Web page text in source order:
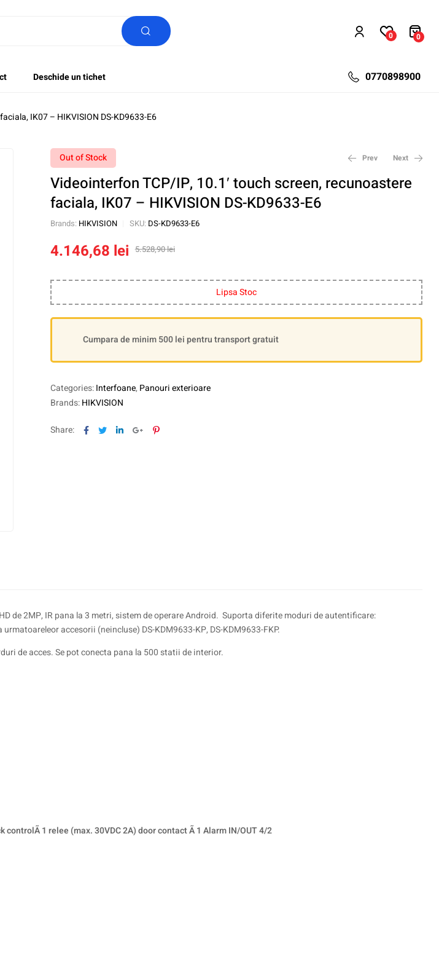
0 0
Deschide un tichet 0770898900
IK07 – HIKVISION DS-KD9633-E6
Out of Stock Prev Next
Videointerfon TCP/IP, 10.1′ touch screen, recunoastere
faciala, IK07 – HIKVISION DS-KD9633-E6
Brands: HIKVISION SKU: DS-KD9633-E6
5.528,90lei
4.146,68 lei
Lipsa Stoc
Cumpara de minim 500 lei pentru transport gratuit
Categories:Interfoane, Panouri exterioare
Brands:HIKVISION
Share: Facebook
TwitterLinkedinGoogle+Pinterest
de 2MP, IR pana la 3 metri, sistem de operare Android. Suporta diferite moduri de autentificare:
accesorii (neincluse) DS-KDM9633-KP, DS-KDM9633-FKP.
de acces. Se pot conecta pana la 500 statii de interior.
controlÃ 1 relee (max. 30VDC 2A) door contact Ã 1 Alarm IN/OUT 4/2